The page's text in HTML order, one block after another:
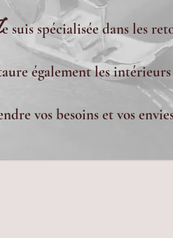
e suis spécialisée dans les
également les
vos besoins et vos